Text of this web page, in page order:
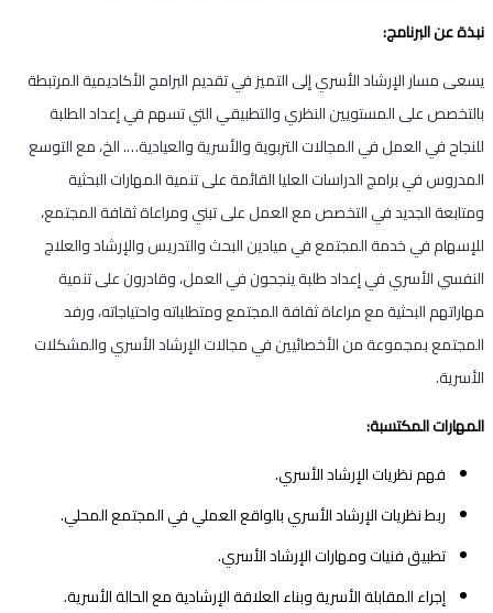
نبذة عن البرنامج:
يسعى مسار الإرشاد الأسري إلى التميز في تقديم البرامج الأكاديمية المرتبطة
بالتخصص على المستويين النظري والتطبيقي التي تسهم في إعداد الطلبة
للنجاح في العمل في المجالات التربوية والأسرية والعيادية…. الخ، مع التوسع
المدروس في برامج الدراسات العليا القائمة على تنمية المهارات البحثية
ومتابعة الجديد في التخصص مع العمل على تبني ومراعاة ثقافة المجتمع،
للإسهام في خدمة المجتمع في ميادين البحث والتدريس والإرشاد والعلاج
النفسي الأسري في إعداد طلبة ينجحون في العمل، وقادرون على تنمية
مهاراتهم البحثية مع مراعاة ثقافة المجتمع ومتطلباته واحتياجاته، ورفد
المجتمع بمجموعة من الأخصائيين في مجالات الإرشاد الأسري والمشكلات
الأسرية.
المهارات المكتسبة:
فهم نظريات الإرشاد الأسري.
ربط نظريات الإرشاد الأسري بالواقع العملي في المجتمع المحلي.
تطبيق فنيات ومهارات الإرشاد الأسري.
إجراء المقابلة الأسرية وبناء العلاقة الإرشادية مع الحالة الأسرية.